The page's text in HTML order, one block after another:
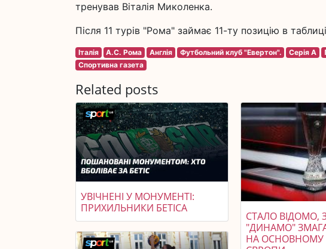
тренував Віталія Миколенка.
Після 11 турів "Рома" займає 11-ту позицію в
Італія А.С. Рома Англія Футбольний клуб "Евертон". Серія A
Спортивна газета
Related posts
УВІЧНЕНІ У МОНУМЕНТІ:
ПРИХИЛЬНИКИ БЕТІСА
СТАЛО ВІДОМО,
"ДИНАМО"
НА ОСНОВНОМУ